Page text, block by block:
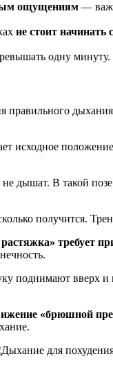
ощущениям —
не стоит начинать
одну
правильного
исходное
дышат. В такой
получится.
требует
поднимают вверх и
«брюшной